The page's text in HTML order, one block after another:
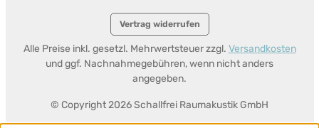
Vertrag widerrufen
© Copyright 2026 Schallfrei Raumakustik GmbH
Alle Preise inkl. gesetzl. Mehrwertsteuer zzgl. Versandkosten
und ggf. Nachnahmegebühren, wenn nicht anders
angegeben.